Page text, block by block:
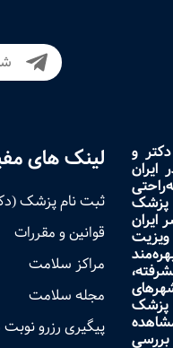
و
ایران
پزشک
پزشک
لینک های
ثبت نام پزشک
قوانین و مقررات
مراکز سلامت
مجله سلامت
پیگیری رزرو نوبت